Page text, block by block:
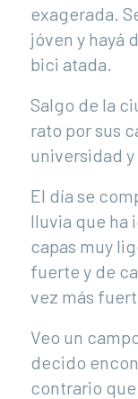
exagerada.
jóven y hayá
bici atada.
Salgo de la
rato por sus
universidad y
El día se
lluvia que ha
capas muy
fuerte y de
vez más
Veo un
decido
contrario que